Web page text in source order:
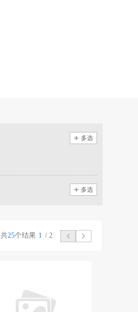
多选
多选
共25个结果 1 / 2